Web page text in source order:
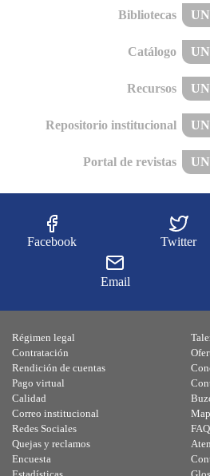
Bibliotecas
Catálogo
Recursos
Repositorio institucional
Portal de revistas
Facebook Twitter
Email
Régimen legal
Contratación
Rendición de cuentas
Pago virtual
Calidad
Correo institucional
Redes Sociales
Quejas y reclamos
Encuesta
FAQ